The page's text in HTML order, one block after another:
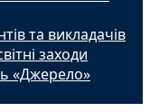
та викладачів
заходи
«Джерело»